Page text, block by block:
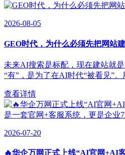
2026-08-05
GEO时代，为什么必须先把网站
未来AI搜索是标配，现在建站就
“有”，是为了在AI时代“被看见”。
查看详情
2026-07-20
🔥华企万网正式上线“AI官网+AI